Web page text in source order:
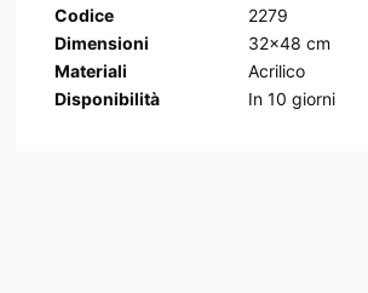
Codice
2279
Dimensioni
32x48 cm
Materiali
Acrilico
Disponibilità
In 10 giorni